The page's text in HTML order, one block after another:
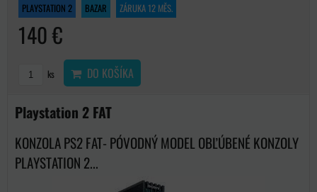
PLAYSTATION 2 BAZAR ZÁRUKA 12 MĚS.
140 €
ks DO KOŠÍKA
Playstation 2 FAT
KONZOLA PS2 FAT- PÓVODNÝ MODEL OBĽÚBENÉ KONZOLY
PLAYSTATION 2...